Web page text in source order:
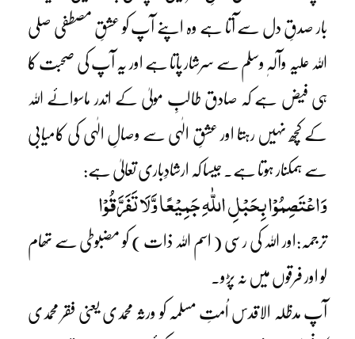
بار صدقِ دل سے آتا ہے وہ اپنے آپ کو عشقِ مصطفی صلی
اللہ علیہ وآلہٖ وسلم سے سرشار پاتا ہے اور یہ آپ کی صحبت کا
ہی فیض ہے کہ صادق طالبِ مولیٰ کے اندر ماسوائے اللہ
کے کچھ نہیں رہتا اور عشقِ الٰہی سے وصالِ الٰہی کی کامیابی
سے ہمکنار ہوتا ہے۔ جیسا کہ ارشادِباری تعالیٰ ہے:
وَاعْتَصِمُوْا بِحَبْلِ اللّٰہِ جَمِیْعًا وَّلَا تَفَرَّقُوْا
ترجمہ:اور اللہ کی رسی ( اسم اللہ ذات ) کو مضبوطی سے تھام
لو اور فرقوں میں نہ پڑو۔
آپ مدظلہ الاقدس اُمتِ مسلمہ کو ورثہ محمدی یعنی فقر محمدی